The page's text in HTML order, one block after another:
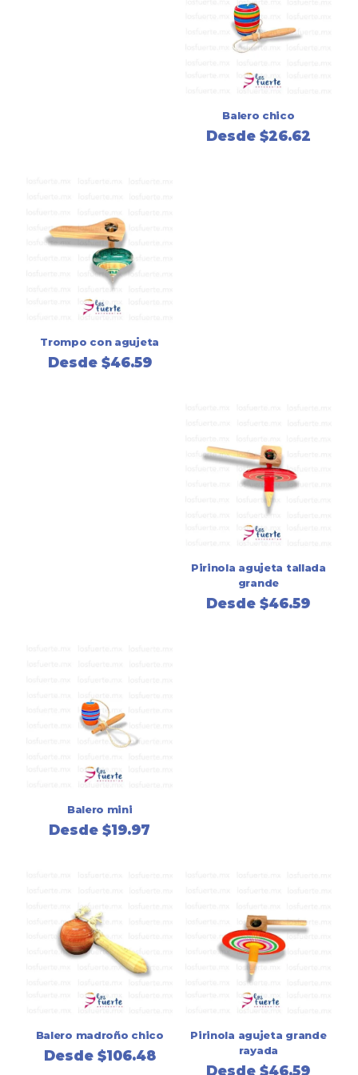
Balero chico
Desde $26.62
Trompo con agujeta
Desde $46.59
Pirinola agujeta tallada
grande
Desde$46.59
Balero mini
Desde$19.97
Pirinola agujeta grande
rayada
Desde$46.59
Balero madroño chico
Desde $106.48